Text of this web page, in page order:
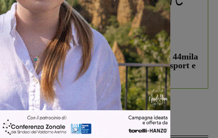
In vetrina 3 Agosto 2026
Estra Notizie agosto: Smart Cities, oltre 44mila
studenti coinvolti, torna il bando per lo sport e
debutta il podcast Estrair
Più lette